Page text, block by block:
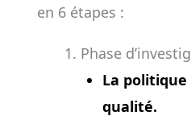
en 6 étapes :
Phase
La
qualité.